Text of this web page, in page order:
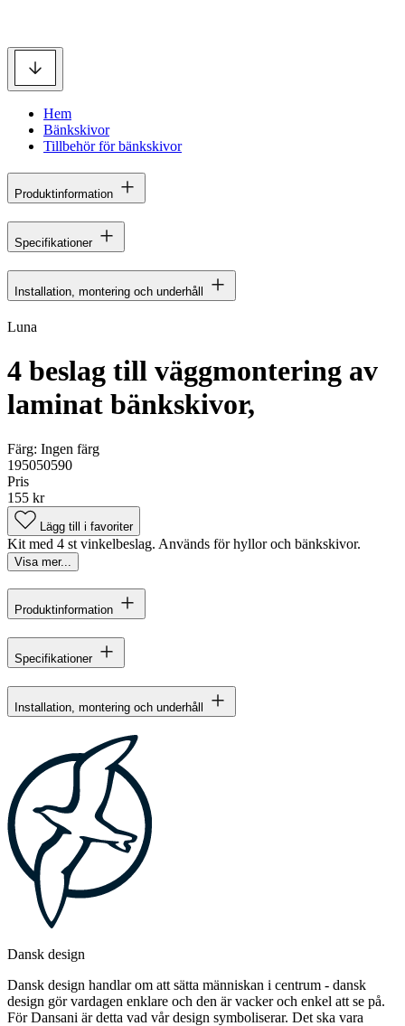
Hem
Bänkskivor
Tillbehör för bänkskivor
Produktinformation
Specifikationer
Installation, montering och underhåll
Luna
4 beslag till väggmontering av
laminat bänkskivor,
Färg: Ingen färg
195050590
Pris
155 kr
Lägg till i favoriter
Kit med 4 st vinkelbeslag. Används för hyllor och bänkskivor.
Visa mer...
Produktinformation
Specifikationer
Installation, montering och underhåll
Dansk design
Dansk design handlar om att sätta människan i centrum - dansk
design gör vardagen enklare och den är vacker och enkel att se på.
För Dansani är detta vad vår design symboliserar. Det ska vara